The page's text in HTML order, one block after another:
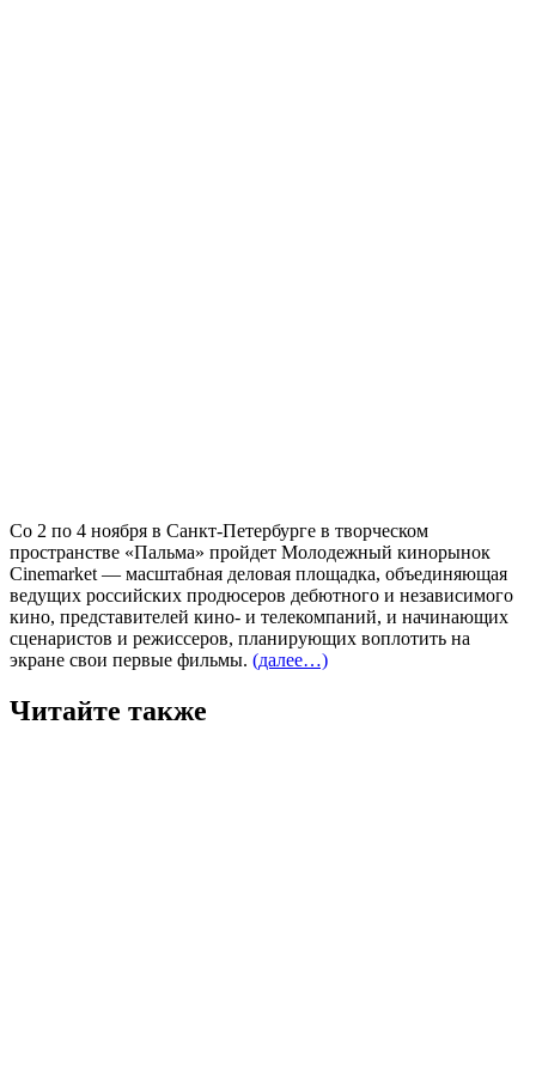
Со 2 по 4 ноября в Санкт-Петербурге в творческом
пространстве «Пальма» пройдет Молодежный кинорынок
Cinemarket — масштабная деловая площадка, объединяющая
ведущих российских продюсеров дебютного и независимого
кино, представителей кино- и телекомпаний, и начинающих
сценаристов и режиссеров, планирующих воплотить на
экране свои первые фильмы. (далее…)
Читайте также